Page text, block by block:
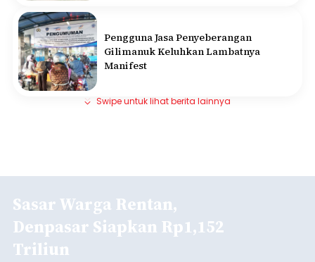
Pengguna Jasa Penyeberangan
Gilimanuk Keluhkan Lambatnya
Manifest
Swipe untuk lihat berita lainnya
Sasar Warga Rentan,
Denpasar Siapkan Rp1,152
Triliun